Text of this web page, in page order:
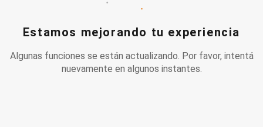
Estamos mejorando tu experiencia
Algunas funciones se están actualizando. Por favor, intentá
nuevamente en algunos instantes.